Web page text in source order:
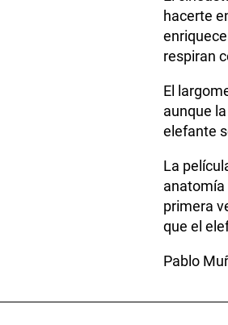
hacerte
respiran
El
aunque
elefante
La
anatomía
primera
que el
Pablo